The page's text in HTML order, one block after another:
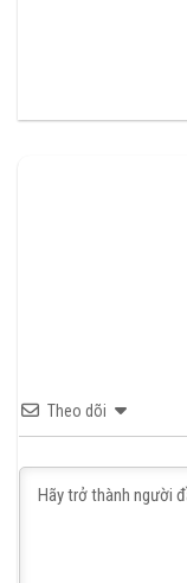
Theo dõi